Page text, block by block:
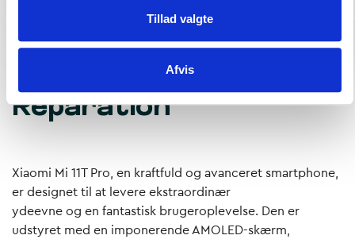
Tillad valgte
Afvis
Xiaomi Mi 11T Pro
Reparation
Xiaomi Mi 11T Pro, en kraftfuld og avanceret smartphone,
er designet til at levere ekstraordinær
ydeevne og en fantastisk brugeroplevelse. Den er
udstyret med en imponerende AMOLED-skærm,